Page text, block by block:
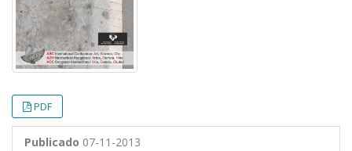
PDF
Publicado 07-11-2013